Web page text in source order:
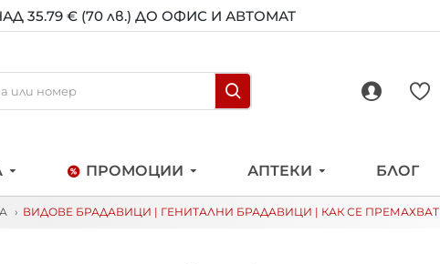
35.79 € (70 лв.) ДО ОФИС И АВТОМАТ
ПРОМОЦИИ АПТЕКИ БЛОГ
ВИДОВЕ БРАДАВИЦИ | ГЕНИТАЛНИ БРАДАВИЦИ | КАК СЕ ПРЕМАХВАТ